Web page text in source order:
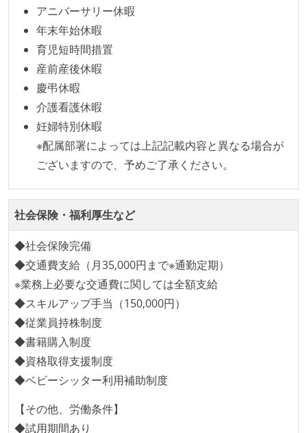
全てのコードをバージョン管理ツールで管理している
各メンバーが実装したコードのマージは Pull Request
ベースで行われる
自動（＝システム化され、1コマンドで実行できる）
ビルド、自動デプロイ環境が整備されている
コードによるインフラ構成管理（Infrastructure as
Code）の環境が整備されている
オープンな情報共有
誰もがいつでも閲覧可能になっている
ドキュメントの整備やペアプロ、モブワークなど、ナ
レッジの共有を積極的に行っている（属人性を減らす
取り組みをしている）
労働環境の自由度
フレックスタイム制または裁量労働制を採用している
メンバーの多様性
外国籍の開発メンバーがいる
待遇・福利厚生
ストックオプションまたは自社株購入支援制度がある
アニバーサリー休暇
年末年始休暇
育児短時間措置
産前産後休暇
慶弔休暇
介護看護休暇
妊婦特別休暇
※配属部署によっては上記記載内容と異なる場合が
ございますので、予めご了承ください。
社会保険・福利厚生など
◆社会保険完備
◆交通費支給（月35,000円まで※通勤定期）
※業務上必要な交通費に関しては全額支給
◆スキルアップ手当（150,000円）
◆従業員持株制度
◆書籍購入制度
◆資格取得支援制度
◆ベビーシッター利用補助制度
【その他、労働条件】
◆試用期間あり